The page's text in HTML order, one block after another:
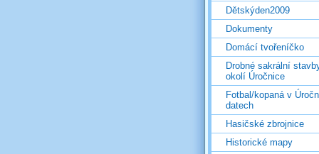
Dětskýden2009
Dokumenty
Domácí tvořeníčko
Drobné sakrální
okolí Úročnice
Fotbal/kopaná v
datech
Hasičské zbrojnice
Historické mapy